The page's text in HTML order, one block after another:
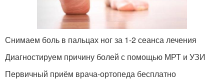
Снимаем боль в пальцах ног за 1-2 сеанса лечения
Диагностируем причину болей с помощью МРТ и УЗИ
Первичный приём врача-ортопеда бесплатно